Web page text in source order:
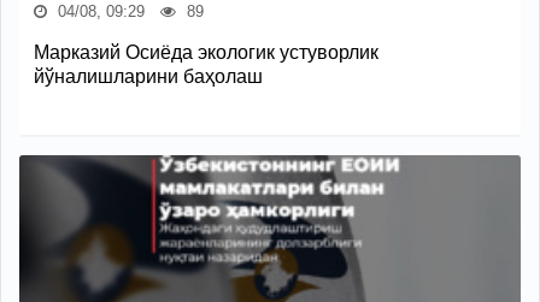
04/08, 09:29 89
Марказий Осиёда экологик устуворлик
йўналишларини баҳолаш